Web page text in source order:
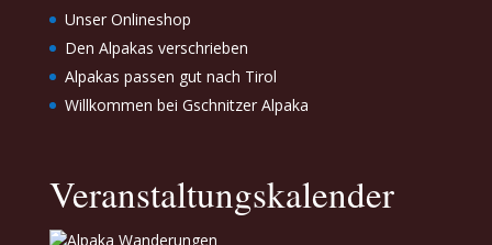
Unser Onlineshop
Den Alpakas verschrieben
Alpakas passen gut nach Tirol
Willkommen bei Gschnitzer Alpaka
Veranstaltungskalender